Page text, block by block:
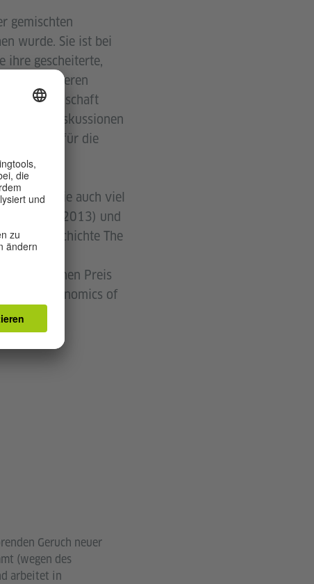
gemischten
wurde. Sie ist bei
ihre gescheiterte,
den weiteren
finden Diskussionen
für die
erhielt sie auch viel
English (2013) und
Kurzgeschichte The
einer der
einen Preis
The Economics of
Geruch neuer
(wegen des
arbeitet in